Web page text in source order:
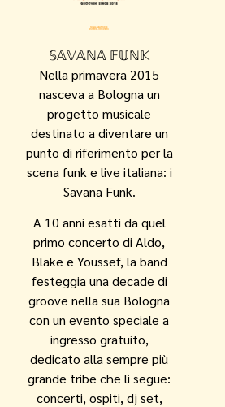
𝕊𝔸𝕍𝔸ℕ𝔸 𝔽𝕌ℕ𝕂
Nella primavera 2015
nasceva a Bologna un
progetto musicale
destinato a diventare un
punto di riferimento per la
scena funk e live italiana: i
Savana Funk.
A 10 anni esatti da quel
primo concerto di Aldo,
Blake e Youssef, la band
festeggia una decade di
groove nella sua Bologna
con un evento speciale a
ingresso gratuito,
dedicato alla sempre più
grande tribe che li segue:
concerti, ospiti, dj set,